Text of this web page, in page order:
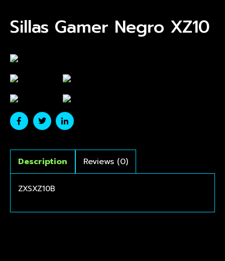
Sillas Gamer Negro XZ10
Description Reviews (0)
ZXSXZ10B